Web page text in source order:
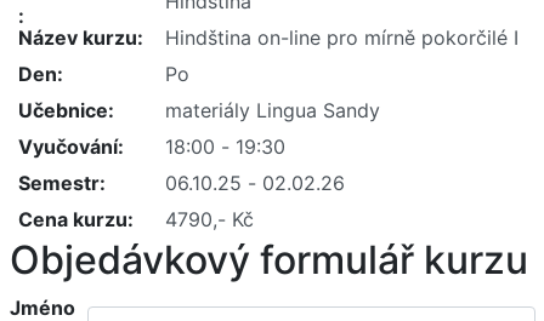
Název kurzu
Den
Učebnice
Vyučování
Semestr
Cena kurzu
Objedávkový formulář kurzu
Jméno